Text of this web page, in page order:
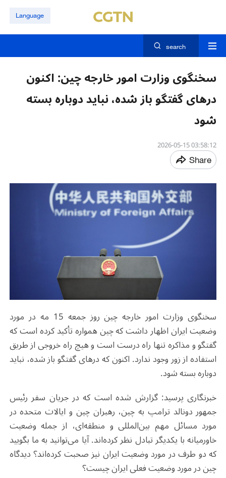
Language
search
سخنگوی وزارت امور خارجه چین: اکنون
درهای گفتگو باز شده، نباید دوباره بسته
شود
03:58:12 2026-05-15
Share
سخنگوی وزارت امور خارجه چین روز جمعه 15 مه در مورد
وضعیت ایران اظهار داشت که چین همواره تأکید کرده است که
گفتگو و مذاکره تنها راه درست است و هیچ راه خروجی از طریق
استفاده از زور وجود ندارد. اکنون که درهای گفتگو باز شده، نباید
دوباره بسته شود.
خبرنگاری پرسید: گزارش شده است که در جریان سفر رئیس
جمهور دونالد ترامپ به چین، رهبران چین و ایالات متحده در
مورد مسائل مهم بین‌المللی و منطقه‌ای، از جمله وضعیت
خاورمیانه با یکدیگر تبادل نظر کرده‌اند. آیا می‌توانید به ما بگویید
که دو طرف در مورد وضعیت ایران نیز صحبت کرده‌اند؟ دیدگاه
چین در مورد وضعیت فعلی ایران چیست؟